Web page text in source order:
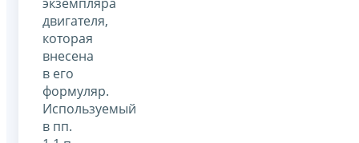
двигателя,
которая
внесена
в его
формуляр.
Используемый
в пп.